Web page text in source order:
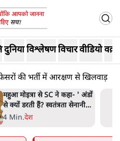
दुनियाविश्लेषणविचारवीडियो
की भर्ती में आरक्षण से खिलवाड़
Abhijeet Dipke Press
Conference: CJP का 'Kya
Bolti Public' अभियान, चुनाव
-. दिल्ली